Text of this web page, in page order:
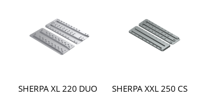
SHERPA XL 220 DUO SHERPA XXL 250 CS